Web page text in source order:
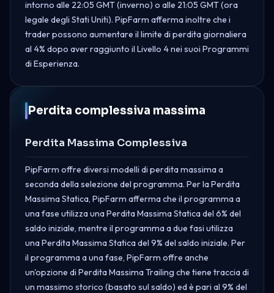
intorno alle 22:05 GMT (inverno) o alle 21:05 GMT (ora
legale degli Stati Uniti). PipFarm afferma inoltre che i
trader possono aumentare il limite di perdita giornaliera
al 4% dopo aver raggiunto il Livello 4 nei suoi Programmi
di Esperienza.
Perdita complessiva massima
Perdita Massima Complessiva
PipFarm offre diversi modelli di perdita massima a
seconda della selezione del programma. Per la Perdita
Massima Statica, PipFarm afferma che il programma a
una fase utilizza una Perdita Massima Statica del 6% del
saldo iniziale, mentre il programma a due fasi utilizza
una Perdita Massima Statica del 9% del saldo iniziale. Per
il programma a una fase, PipFarm offre anche
un'opzione di Perdita Massima Trailing che tiene traccia di
un massimo storico (basato sul saldo) ed è pari al 9% del